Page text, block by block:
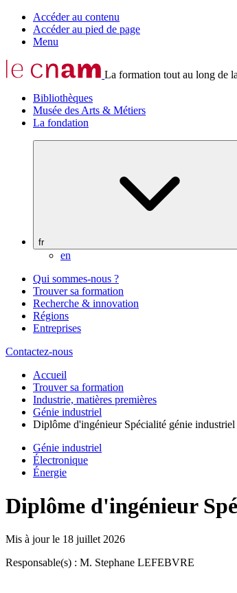
Accéder au contenu
Accéder au pied de page
Menu
La formation tout au long de
Bibliothèques
Musée des Arts & Métiers
La fondation
fr
en
Qui sommes-nous ?
Trouver sa formation
Recherche & innovation
Régions
Entreprises
Contactez-nous
Accueil
Trouver sa formation
Industrie, matières premières
Génie industriel
Diplôme d'ingénieur Spécialité génie industriel
Génie industriel
Électronique
Énergie
Diplôme d'ingénieur
Mis à jour le 18 juillet 2026
Responsable(s) : M. Stephane LEFEBVRE